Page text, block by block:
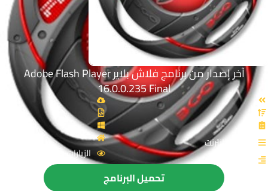
آخر إصدار من برنامج فلاش بلاير Adobe Flash Player
16.0.0.235 Final
القسم: انترنت
الزيارات : 3762
تحميل البرنامج